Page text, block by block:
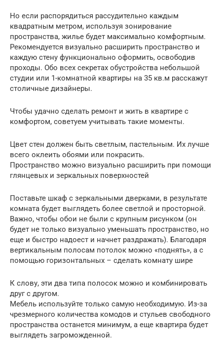
Но если распорядиться рассудительно каждым
квадратным метром, используя зонирование
пространства, жилье будет максимально комфортным.
Рекомендуется визуально расширить пространство и
каждую стену функционально оформить, освободив
проходы. Обо всех секретах обустройства небольшой
студии или 1-комнатной квартиры на 35 кв.м расскажут
столичные дизайнеры.
Чтобы удачно сделать ремонт и жить в квартире с
комфортом, советуем учитывать такие моменты.
Цвет стен должен быть светлым, пастельным. Их лучше
всего оклеить обоями или покрасить.
Пространство можно визуально расширить при помощи
глянцевых и зеркальных поверхностей
Поставьте шкаф с зеркальными дверками, в результате
комната будет выглядеть более светлой и просторной.
Важно, чтобы обои не были с крупным рисунком (он
будет не только визуально уменьшать пространство, но
еще и быстро надоест и начнет раздражать). Благодаря
вертикальным полосам потолок можно «поднять», а с
помощью горизонтальных – сделать комнату шире
К слову, эти два типа полосок можно и комбинировать
друг с другом.
Мебель используйте только самую необходимую. Из-за
чрезмерного количества комодов и стульев свободного
пространства останется минимум, а еще квартира будет
выглядеть загроможденной.